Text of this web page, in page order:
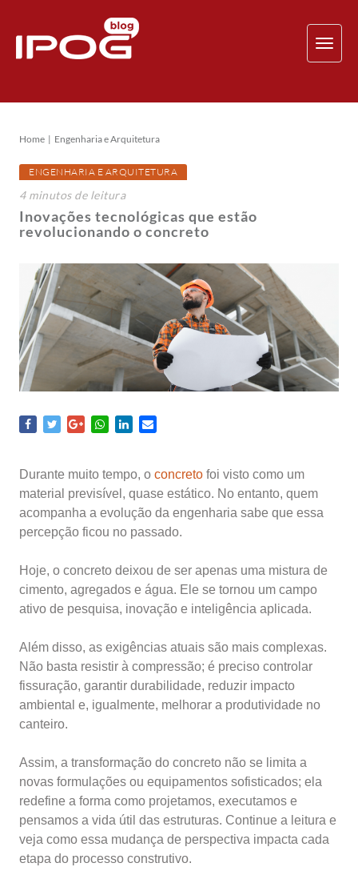
Home Engenharia e Arquitetura
ENGENHARIA E ARQUITETURA
4 minutosde leitura
Inovações tecnológicas que estão
revolucionando o concreto
Durante muito tempo, o concreto foi visto como um
material previsível, quase estático. No entanto, quem
acompanha a evolução da engenharia sabe que essa
percepção ficou no passado.
Hoje, o concreto deixou de ser apenas uma mistura de
cimento, agregados e água. Ele se tornou um campo
ativo de pesquisa, inovação e inteligência aplicada.
Além disso, as exigências atuais são mais complexas.
Não basta resistir à compressão; é preciso controlar
fissuração, garantir durabilidade, reduzir impacto
ambiental e, igualmente, melhorar a produtividade no
canteiro.
Assim, a transformação do concreto não se limita a
novas formulações ou equipamentos sofisticados; ela
redefine a forma como projetamos, executamos e
pensamos a vida útil das estruturas. Continue a leitura e
veja como essa mudança de perspectiva impacta cada
etapa do processo construtivo.